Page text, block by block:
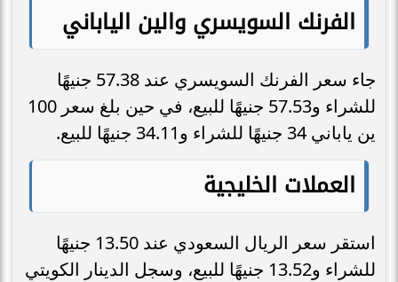
الفرنك السويسري والين الياباني
جاء سعر الفرنك السويسري عند 57.38 جنيهًا
للشراء و57.53 جنيهًا للبيع، في حين بلغ سعر 100
ين ياباني 34 جنيهًا للشراء و34.11 جنيهًا للبيع.
العملات الخليجية
استقر سعر الريال السعودي عند 13.50 جنيهًا
للشراء و13.52 جنيهًا للبيع، وسجل الدينار الكويتي